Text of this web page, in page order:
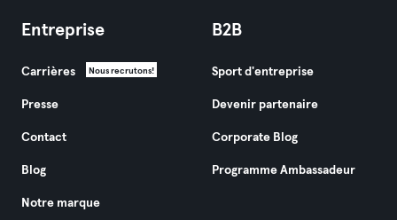
Entreprise
Carrières Nous recrutons!
Presse
Contact
Blog
Notre marque
B2B
Sport d'entreprise
Devenir partenaire
Corporate Blog
Programme Ambassadeur